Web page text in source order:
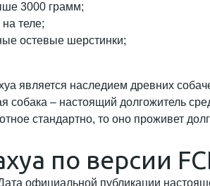
3000 грамм;
теле;
остевые шерстинки;
является наследием древних
– настоящий долгожитель
стандартно, то оно проживет
по версии
официальной публикации